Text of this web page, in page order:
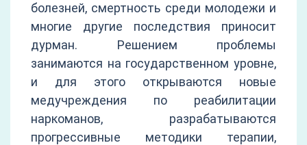
болезней, смертность среди молодежи и
многие другие последствия приносит
дурман. Решением проблемы
занимаются на государственном уровне,
и для этого открываются новые
медучреждения по реабилитации
наркоманов, разрабатываются
прогрессивные методики терапии,